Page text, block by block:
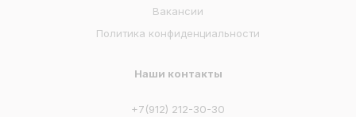
Вакансии
Политика конфиденциальности
Наши контакты
+7(912) 212-30-30